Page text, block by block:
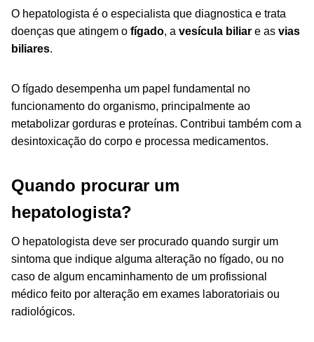
O hepatologista é o especialista que diagnostica e trata
doenças que atingem o fígado, a vesícula biliar e as vias
biliares.
O fígado desempenha um papel fundamental no
funcionamento do organismo, principalmente ao
metabolizar gorduras e proteínas. Contribui também com a
desintoxicação do corpo e processa medicamentos.
Quando procurar um
hepatologista?
O hepatologista deve ser procurado quando surgir um
sintoma que indique alguma alteração no fígado, ou no
caso de algum encaminhamento de um profissional
médico feito por alteração em exames laboratoriais ou
radiológicos.